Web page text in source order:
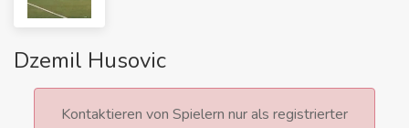
Dzemil Husovic
Kontaktieren von Spielern nur als registrierter